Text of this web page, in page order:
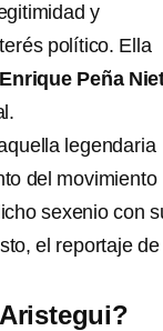
y
político. Ella
Peña
legendaria
del movimiento
sexenio con
el reportaje de